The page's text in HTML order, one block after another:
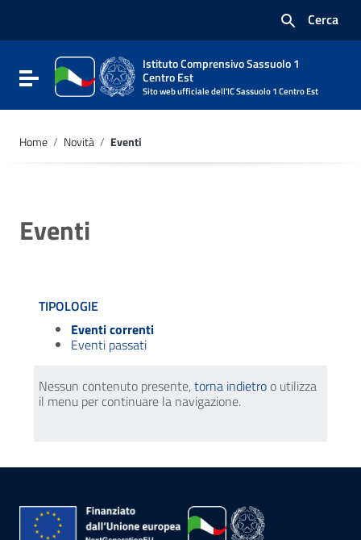
Vai al footer
Cerca
Attiva / disattiva la navigazione
Istituto Comprensivo Sassuolo 1
Centro Est
Sito web ufficiale dell'IC Sassuolo 1 Centro Est
Home / Novità / Eventi
Eventi
TIPOLOGIE
Eventi correnti
Eventi passati
Nessun contenuto presente,torna indietro o utilizza
il menu per continuare la navigazione.